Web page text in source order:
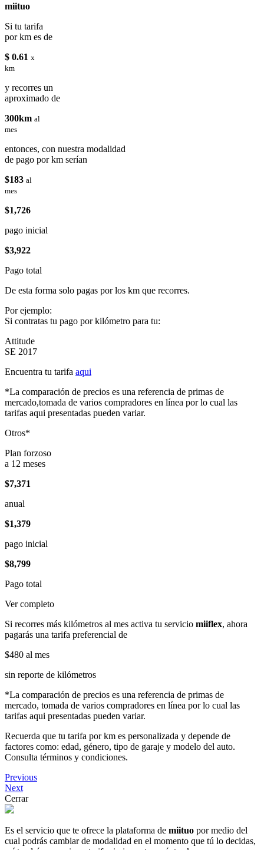
miituo
Si tu tarifa
por km es de
$ 0.61 x
km
y recorres un
aproximado de
300km al
mes
entonces, con nuestra modalidad
de pago por km serían
$183 al
mes
$1,726
pago inicial
$3,922
Pago total
De esta forma solo pagas por los km que recorres.
Por ejemplo:
Si contratas tu pago por kilómetro para tu:
Attitude
SE 2017
Encuentra tu tarifa aqui
*La comparación de precios es una referencia de primas de
mercado,tomada de varios compradores en línea por lo cual las
tarifas aqui presentadas pueden variar.
Otros*
Plan forzoso
a 12 meses
$7,371
anual
$1,379
pago inicial
$8,799
Pago total
Ver completo
Si recorres más kilómetros al mes activa tu servicio miiflex, ahora
pagarás una tarifa preferencial de
$480 al mes
sin reporte de kilómetros
*La comparación de precios es una referencia de primas de
mercado, tomada de varios compradores en línea por lo cual las
tarifas aqui presentadas pueden variar.
Recuerda que tu tarifa por km es personalizada y depende de
factores como: edad, género, tipo de garaje y modelo del auto.
Consulta términos y condiciones.
Previous
Next
Cerrar
Es el servicio que te ofrece la plataforma de miituo por medio del
cual podrás cambiar de modalidad en el momento que tú lo decidas,